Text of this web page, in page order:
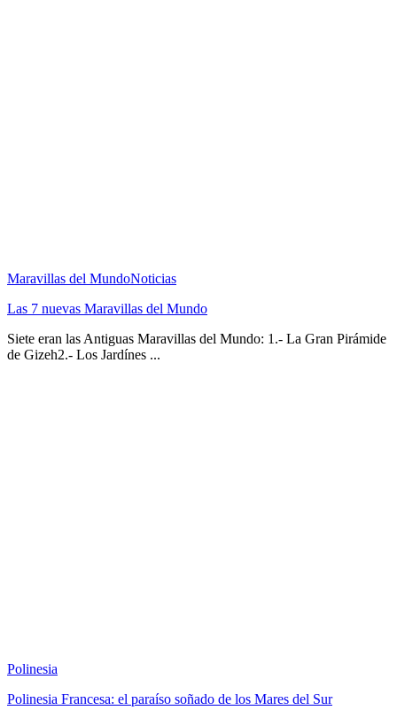
Maravillas del MundoNoticias
Las 7 nuevas Maravillas del Mundo
Siete eran las Antiguas Maravillas del Mundo: 1.- La Gran Pirámide
de Gizeh2.- Los Jardínes ...
Polinesia
Polinesia Francesa: el paraíso soñado de los Mares del Sur